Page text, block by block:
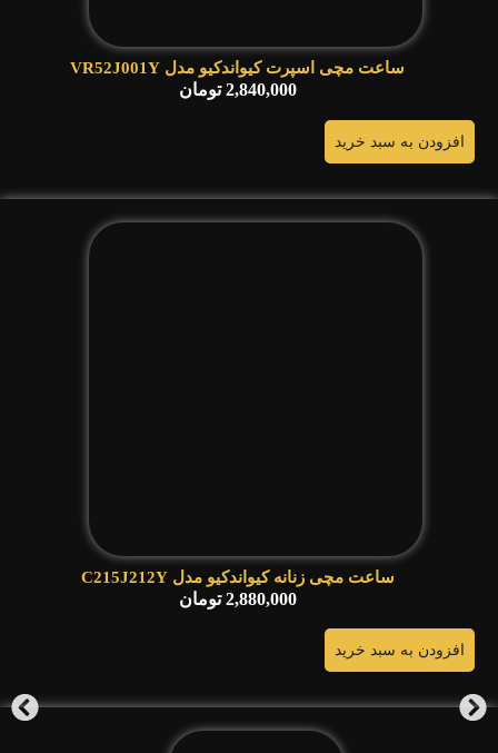
ساعت مچی اسپرت کیواندکیو مدل VR52J001Y
2,840,000 تومان
افزودن به سبد خرید
ساعت مچی زنانه کیواندکیو مدل C215J212Y
2,880,000 تومان
افزودن به سبد خرید